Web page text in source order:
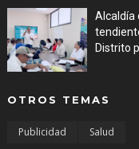
Alcaldía
Distrito
OTROS TEMAS
Publicidad Salud